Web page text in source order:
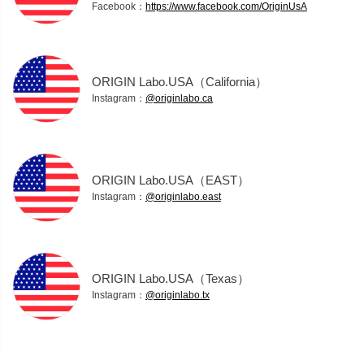
Facebook： https://www.facebook.com/OriginUsA
ORIGIN Labo.USA（California）
Instagram： @originlabo.ca
ORIGIN Labo.USA（EAST）
Instagram： @originlabo.east
ORIGIN Labo.USA（Texas）
Instagram： @originlabo.tx